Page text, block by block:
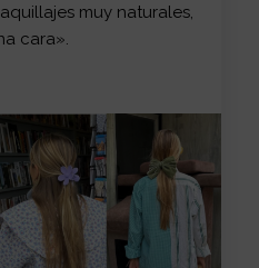
muy naturales,
cara».